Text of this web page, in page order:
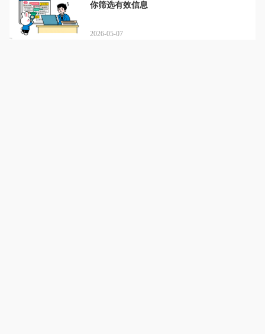
你筛选有效信息
2026-05-07